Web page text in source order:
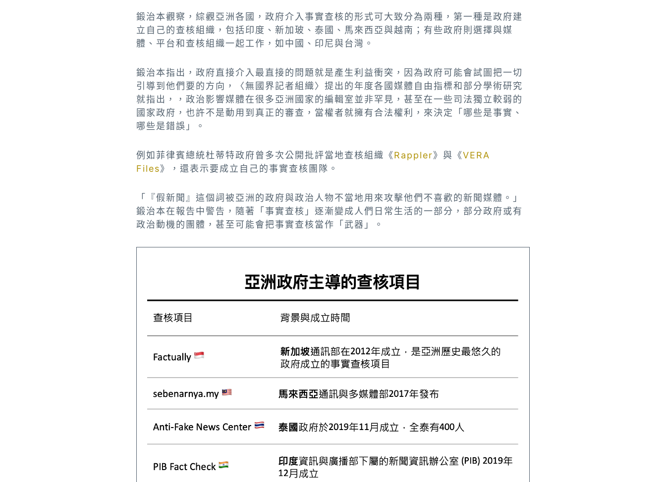
鍛治本觀察，綜觀亞洲各國，政府介入事實查核的形式可大致分為兩種，第一種是政府建
立自己的查核組織，包括印度、新加玻、泰國、馬來西亞與越南；有些政府則選擇與媒
體、平台和查核組織一起工作，如中國、印尼與台灣。
鍛治本指出，政府直接介入最直接的問題就是產生利益衝突，因為政府可能會試圖把一切
引導到他們要的方向，〈無國界記者組織〉提出的年度各國媒體自由指標和部分學術研究
就指出，，政治影響媒體在很多亞洲國家的編輯室並非罕見，甚至在一些司法獨立較弱的
國家政府，也許不是動用到真正的審查，當權者就擁有合法權利，來決定「哪些是事實、
哪些是錯誤」。
例如菲律賓總統杜蒂特政府曾多次公開批評當地查核組織《Rappler》與《VERA
Files》，還表示要成立自己的事實查核團隊。
「『假新聞』這個詞被亞洲的政府與政治人物不當地用來攻擊他們不喜歡的新聞媒體。」
鍛治本在報告中警告，隨著「事實查核」逐漸變成人們日常生活的一部分，部分政府或有
政治動機的團體，甚至可能會把事實查核當作「武器」。